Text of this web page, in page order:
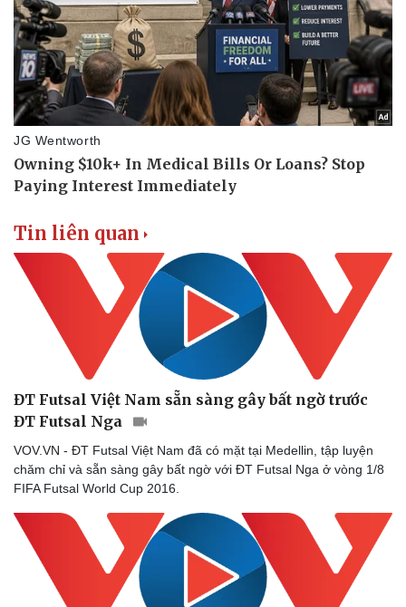
Doanh nghiệp
Thông tin doanh nghiệp
Doanh nghiệp 24h
Doanh nhân
Vì cộng đồng
Công nghệ
Sành điệu
Tin Công nghệ
Trải nghiệm
Chuyển đổi số
Tin liên quan
ĐT Futsal Việt Nam sẵn sàng gây bất ngờ trước
ĐT Futsal Nga
VOV.VN - ĐT Futsal Việt Nam đã có mặt tại Medellin, tập luyện
chăm chỉ và sẵn sàng gây bất ngờ với ĐT Futsal Nga ở vòng 1/8
FIFA Futsal World Cup 2016.